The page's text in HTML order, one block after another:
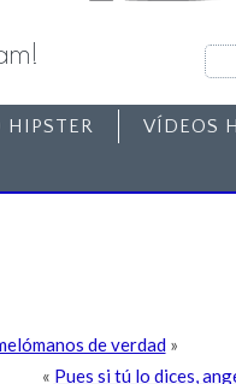
HIPSTER
VÍDEOS
de verdad»
« Pues si tú lo dices,